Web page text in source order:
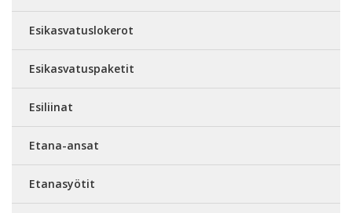
Esikasvatuslokerot
Esikasvatuspaketit
Esiliinat
Etana-ansat
Etanasyötit